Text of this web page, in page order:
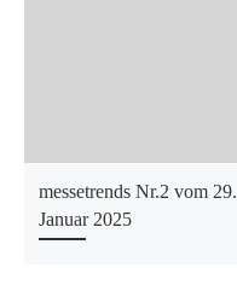
messetrends Nr.2 vom 29.
Januar 2025